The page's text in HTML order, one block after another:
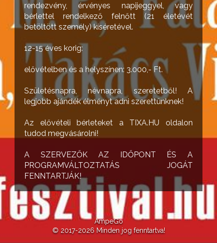
rendezvény, érvényes napijeggyel, vagy
bérlettel rendelkező felnőtt (21 életévét
betöltött személy) kíséretével.
12-15 éves korig:
elővételben és a helyszínen: 3.000,- Ft.
Születésnapra, névnapra, szeretetből! A
legjobb ajándék élményt adni szerettünknek!
Az elővételi bérleteket a TIXA.HU oldalon
tudod megvásárolni!
A SZERVEZŐK AZ IDŐPONT ÉS A
PROGRAMVÁLTOZTATÁS JOGÁT
FENNTARTJÁK!
AmpeGo
© 2017-2026 Minden jog fenntartva!